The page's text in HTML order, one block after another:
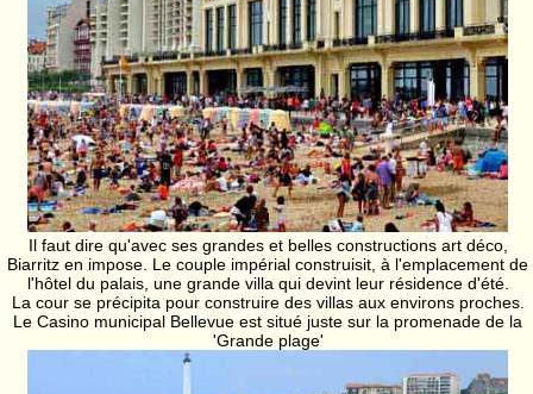
Il faut dire qu'avec ses grandes et belles constructions art déco,
Biarritz en impose. Le couple impérial construisit, à l'emplacement de
l'hôtel du palais, une grande villa qui devint leur résidence d'été.
La cour se précipita pour construire des villas aux environs proches.
Le Casino municipal Bellevue est situé juste sur la promenade de la
'Grande plage'